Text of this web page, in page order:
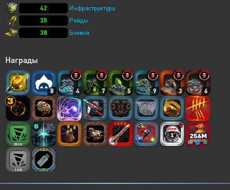
42
Инфраструктура
35
Рейды
38
Боевой
Награды
8 4 7 5 9 3 6